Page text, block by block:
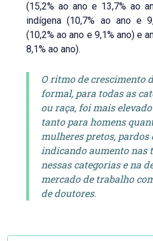
(15,2% ao ano e 13,7% ao
indígena (10,7% ao ano e
(10,2% ao ano e 9,1% ano) e
8,1% ao ano).
O ritmo de crescimento
formal, para todas as
ou raça, foi mais
tanto para homens
mulheres pretos, pardos
indicando aumento nas
nessas categorias e na
mercado de trabalho
de doutores.